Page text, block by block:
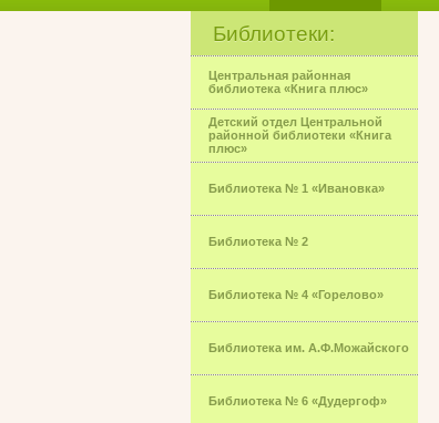
Библиотеки:
Центральная районная
библиотека «Книга плюс»
Детский отдел Центральной
районной библиотеки «Книга
плюс»
Библиотека № 1 «Ивановка»
Библиотека № 2
Библиотека № 4 «Горелово»
Библиотека им. А.Ф.Можайского
Библиотека № 6 «Дудергоф»